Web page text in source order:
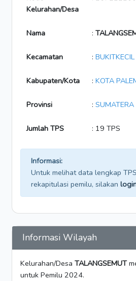
Kelurahan/Desa
Nama :
Kecamatan : BUKITKECIL
Kabupaten/Kota : KOTA
Provinsi : SUMATERA
Jumlah TPS : 19 TPS
Informasi:
Untuk melihat data lengkap
rekapitulasi pemilu, silakan
Informasi Wilayah
Kelurahan/Desa TALANGSEMUT
untuk Pemilu 2024.